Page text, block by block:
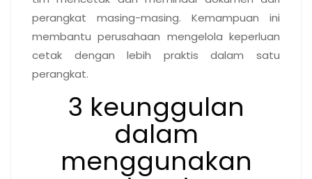
perangkat masing-masing. Kemampuan ini
membantu perusahaan mengelola keperluan
cetak dengan lebih praktis dalam satu
perangkat.
3 keunggulan
dalam
menggunakan